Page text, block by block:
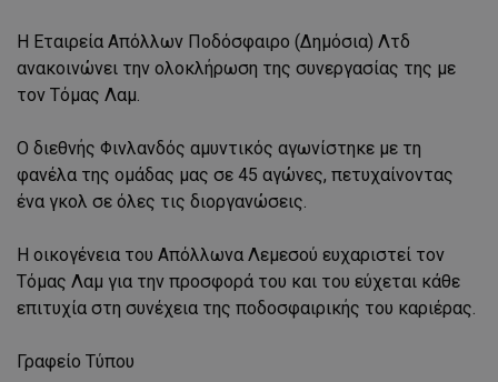
Η Εταιρεία Απόλλων Ποδόσφαιρο (Δημόσια) Λτδ
ανακοινώνει την ολοκλήρωση της συνεργασίας της με
τον Τόμας Λαμ.
Ο διεθνής Φινλανδός αμυντικός αγωνίστηκε με τη
φανέλα της ομάδας μας σε 45 αγώνες, πετυχαίνοντας
ένα γκολ σε όλες τις διοργανώσεις.
Η οικογένεια του Απόλλωνα Λεμεσού ευχαριστεί τον
Τόμας Λαμ για την προσφορά του και του εύχεται κάθε
επιτυχία στη συνέχεια της ποδοσφαιρικής του καριέρας.
Γραφείο Τύπου